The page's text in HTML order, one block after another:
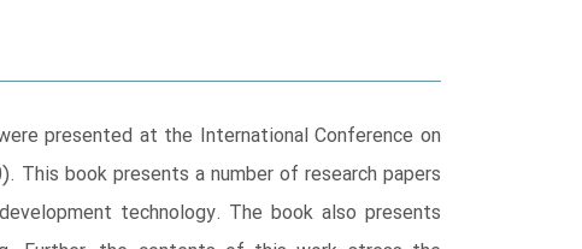
presented at the International Conference on
This book presents a number of research papers
technology. The book also presents